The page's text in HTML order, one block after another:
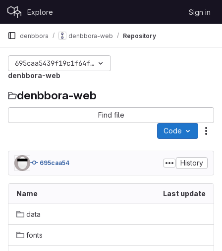
Skip to content
GitLab Explore Sign in
denbbora denbbora-web Repository
695caa5439f19c1f64fad50a9ff0fbb6ac1b8a6f
denbbora-web
denbbora-web
Find file
Code
695caa54 History
Name Last update
data
fonts